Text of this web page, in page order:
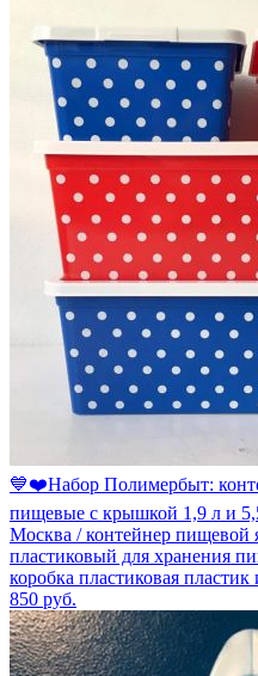
💙❤️️Набор Полимербыт:
пищевые с крышкой 1,9 л и
Москва / контейнер пищевой
пластиковый для хранения
коробка пластиковая пластик
850 руб.